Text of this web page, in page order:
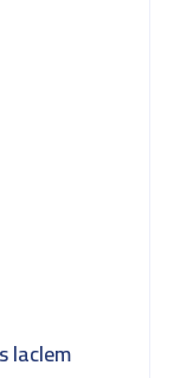
laclem